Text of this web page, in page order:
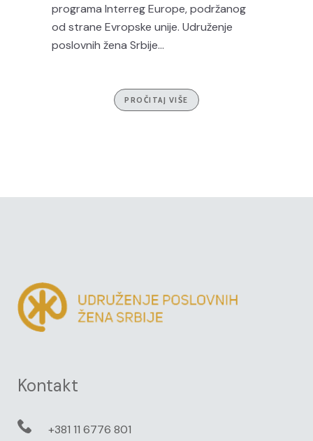
programa Interreg Europe, podržanog
od strane Evropske unije. Udruženje
poslovnih žena Srbije...
PROČITAJ VIŠE
Kontakt
+381 11 6776 801